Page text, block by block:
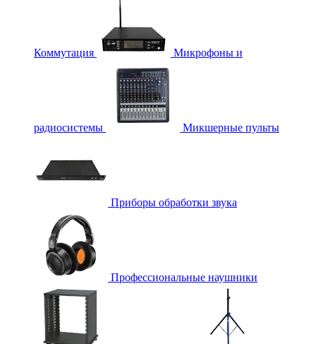
Коммутация Микрофоны и
радиосистемы Микшерные пульты
Приборы обработки звука
Профессиональные наушники